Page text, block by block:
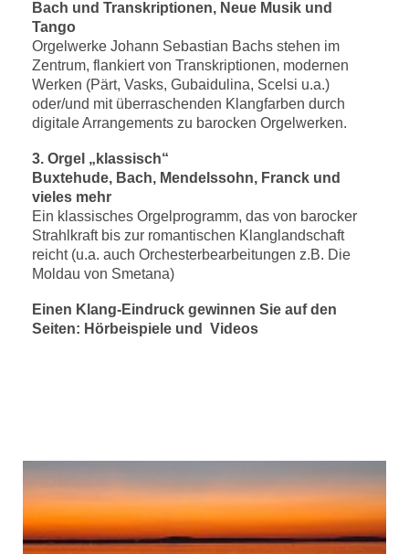
Bach und Transkriptionen, Neue Musik und
Tango
Orgelwerke Johann Sebastian Bachs stehen im
Zentrum, flankiert von Transkriptionen, modernen
Werken (Pärt, Vasks, Gubaidulina, Scelsi u.a.)
oder/und mit überraschenden Klangfarben durch
digitale Arrangements zu barocken Orgelwerken.
3. Orgel „klassisch“
Buxtehude, Bach, Mendelssohn, Franck und
vieles mehr
Ein klassisches Orgelprogramm, das von barocker
Strahlkraft bis zur romantischen Klanglandschaft
reicht (u.a. auch Orchesterbearbeitungen z.B. Die
Moldau von Smetana)
Einen Klang-Eindruck gewinnen Sie auf den
Seiten: Hörbeispiele und Videos